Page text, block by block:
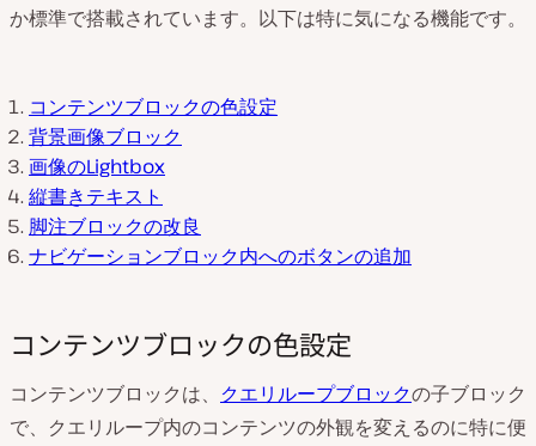
か標準で搭載されています。以下は特に気になる機能です。
コンテンツブロックの色設定
背景画像ブロック
画像のLightbox
縦書きテキスト
脚注ブロックの改良
ナビゲーションブロック内へのボタンの追加
コンテンツブロックの色設定
コンテンツブロックは、 クエリループブロックの子ブロック
で、クエリループ内のコンテンツの外観を変えるのに特に便